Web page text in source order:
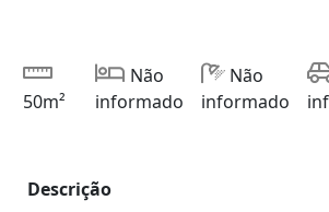
50m²
Não
informado
Não
informado
Descrição